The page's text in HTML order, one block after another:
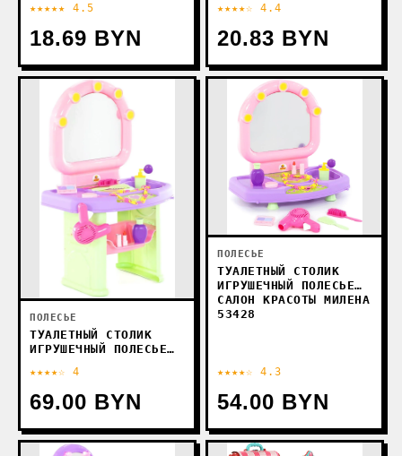
№4 47335
★★★★★ 4.5
18.69 BYN
★★★★☆ 4.4
20.83 BYN
ПОЛЕСЬЕ
ТУАЛЕТНЫЙ СТОЛИК
ИГРУШЕЧНЫЙ ПОЛЕСЬЕ
(В ПАКЕТЕ)
★★★★☆ 4
69.00 BYN
ПОЛЕСЬЕ
ТУАЛЕТНЫЙ СТОЛИК
ИГРУШЕЧНЫЙ ПОЛЕСЬЕ
САЛОН КРАСОТЫ МИЛЕНА
53428
★★★★☆ 4.3
54.00 BYN